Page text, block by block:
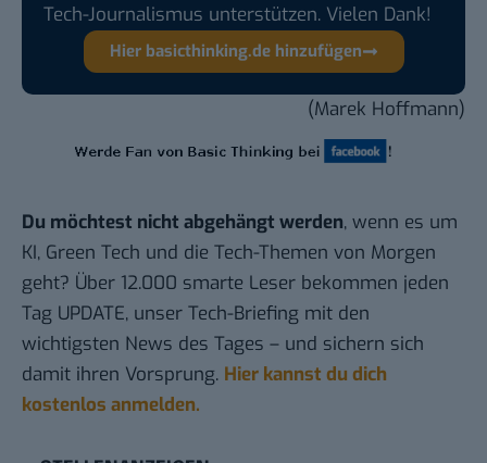
Tech-Journalismus unterstützen. Vielen Dank!
Hier basicthinking.de hinzufügen
(Marek Hoffmann)
Du möchtest nicht abgehängt werden, wenn es um
KI, Green Tech und die Tech-Themen von Morgen
geht? Über 12.000 smarte Leser bekommen jeden
Tag UPDATE, unser Tech-Briefing mit den
wichtigsten News des Tages – und sichern sich
damit ihren Vorsprung. Hier kannst du dich
kostenlos anmelden.